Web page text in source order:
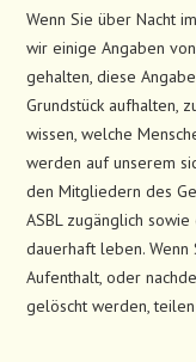
Wenn Sie über Nacht
wir einige Angaben
gehalten, diese
Grundstück aufhalten,
wissen, welche
werden auf unserem
den Mitgliedern des
ASBL zugänglich
dauerhaft leben. Wenn
Aufenthalt, oder
gelöscht werden,